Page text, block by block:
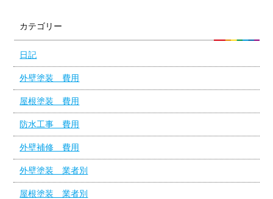
カテゴリー
日記
外壁塗装 費用
屋根塗装 費用
防水工事 費用
外壁補修 費用
外壁塗装 業者別
屋根塗装 業者別